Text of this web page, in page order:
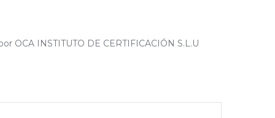
OCA INSTITUTO DE CERTIFICACIÓN S.L.U